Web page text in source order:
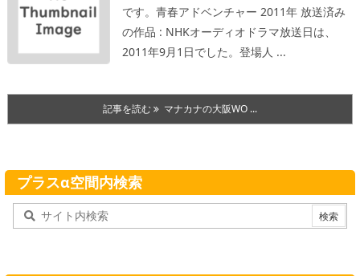
です。 青春アドベンチャー 2011年 放送済み
の作品 : NHKオーディオドラマ放送日は、
2011年9月1日でした。 登場人 ...
記事を読む マナカナの大阪WO ...
プラスα空間内検索